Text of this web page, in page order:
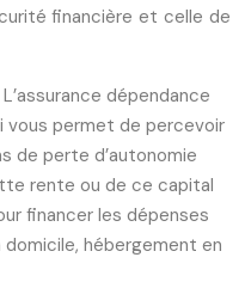
financière et celle de
dépendance
permet de percevoir
de perte d’autonomie
rente ou de ce capital
financer les dépenses
hébergement en